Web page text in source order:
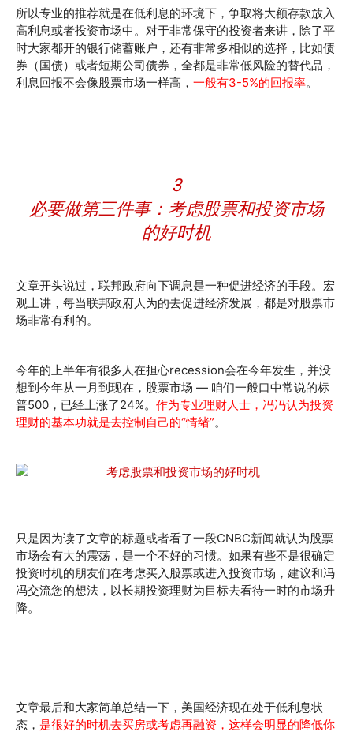
所以专业的推荐就是在低利息的环境下，争取将大额存款放入
高利息或者投资市场中。对于非常保守的投资者来讲，除了平
时大家都开的银行储蓄账户，还有非常多相似的选择，比如债
券（国债）或者短期公司债券，全都是非常低风险的替代品，
利息回报不会像股票市场一样高， 一般有3-5%的回报率。
3
必要做第三件事：考虑股票和投资市场
的好时机
文章开头说过，联邦政府向下调息是一种促进经济的手段。宏
观上讲，每当联邦政府人为的去促进经济发展，都是对股票市
场非常有利的。
今年的上半年有很多人在担心recession会在今年发生，并没
想到今年从一月到现在，股票市场 — 咱们一般口中常说的标
普500，已经上涨了24%。 作为专业理财人士，冯冯认为投资
理财的基本功就是去控制自己的“情绪”。
只是因为读了文章的标题或者看了一段CNBC新闻就认为股票
市场会有大的震荡，是一个不好的习惯。如果有些不是很确定
投资时机的朋友们在考虑买入股票或进入投资市场，建议和冯
冯交流您的想法，以长期投资理财为目标去看待一时的市场升
降。
文章最后和大家简单总结一下，美国经济现在处于低利息状
态， 是很好的时机去买房或考虑再融资，这样会明显的降低你